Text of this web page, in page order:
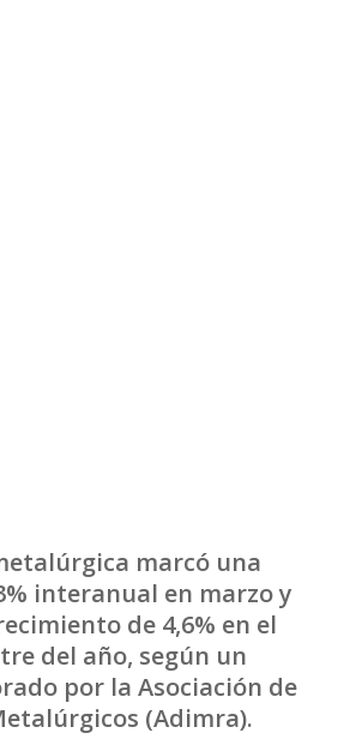
marcó una
interanual en marzo y
de 4,6% en el
del año, según un
por la Asociación de
(Adimra).